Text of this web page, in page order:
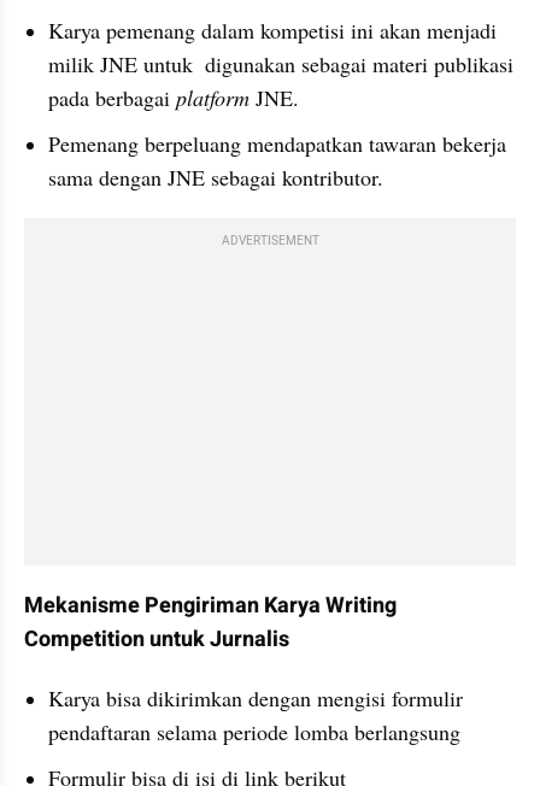
Karya pemenang dalam kompetisi ini akan menjadi
milik JNE untuk  digunakan sebagai materi publikasi
pada berbagai platform JNE.
Pemenang berpeluang mendapatkan tawaran bekerja
sama dengan JNE sebagai kontributor.
ADVERTISEMENT
Mekanisme Pengiriman Karya Writing
Competition untuk Jurnalis
Karya bisa dikirimkan dengan mengisi formulir
pendaftaran selama periode lomba berlangsung